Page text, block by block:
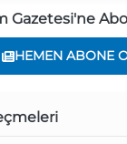
Gazetesi'ne
HEMEN ABONE